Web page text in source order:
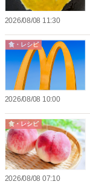
2026/08/08 11:30
食・レシピ
2026/08/08 10:00
食・レシピ
2026/08/08 07:10